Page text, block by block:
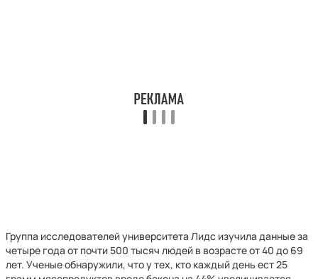
Группа исследователей университета Лидс изучила данные за
четыре года от почти 500 тысяч людей в возрасте от 40 до 69
лет. Ученые обнаружили, что у тех, кто каждый день ест 25